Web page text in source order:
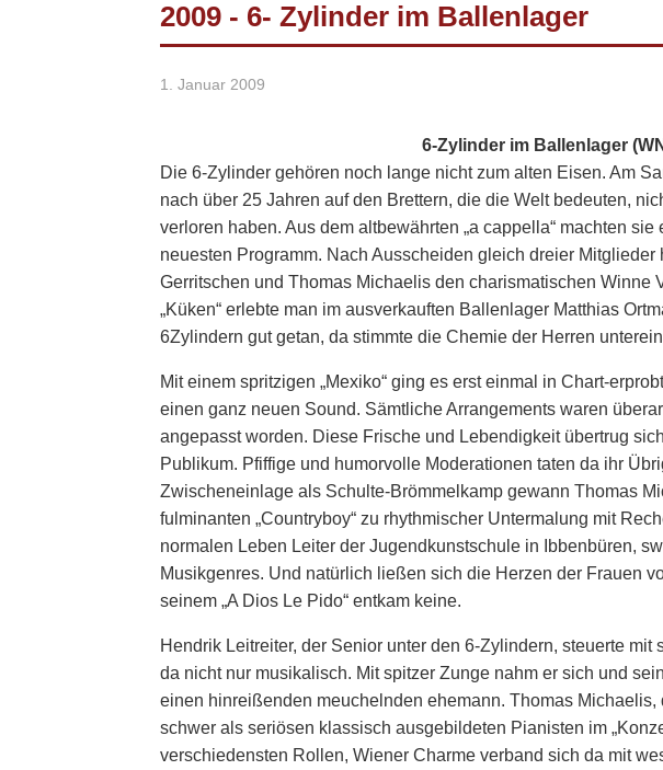
2009 - 6- Zylinder im Ballenlager
1. Januar 2009
6-Zylinder im Ballenlager
Die 6-Zylinder gehören noch lange nicht zum alten Eisen. Am
nach über 25 Jahren auf den Brettern, die die Welt bedeuten,
verloren haben. Aus dem altbewährten „a cappella“ machten
neuesten Programm. Nach Ausscheiden gleich dreier Mitglieder
Gerritschen und Thomas Michaelis den charismatischen Winne
„Küken“ erlebte man im ausverkauften Ballenlager Matthias
6Zylindern gut getan, da stimmte die Chemie der Herren
Mit einem spritzigen „Mexiko“ ging es erst einmal in Chart-
einen ganz neuen Sound. Sämtliche Arrangements waren
angepasst worden. Diese Frische und Lebendigkeit übertrug
Publikum. Pfiffige und humorvolle Moderationen taten da ihr
Zwischeneinlage als Schulte-Brömmelkamp gewann Thomas
fulminanten „Countryboy“ zu rhythmischer Untermalung mit
normalen Leben Leiter der Jugendkunstschule in Ibbenbüren,
Musikgenres. Und natürlich ließen sich die Herzen der Frauen
seinem „A Dios Le Pido“ entkam keine.
Hendrik Leitreiter, der Senior unter den 6-Zylindern, steuerte
da nicht nur musikalisch. Mit spitzer Zunge nahm er sich und
einen hinreißenden meuchelnden ehemann. Thomas
schwer als seriösen klassisch ausgebildeten Pianisten im
verschiedensten Rollen, Wiener Charme verband sich da mit